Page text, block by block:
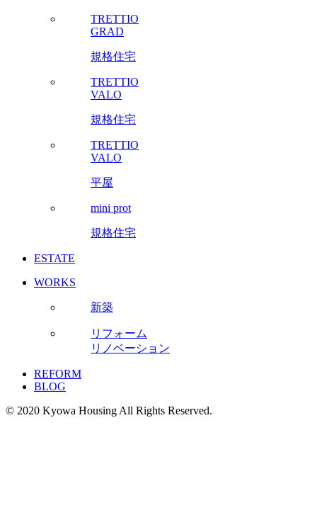
TRETTIO
GRAD
規格住宅
TRETTIO
VALO
規格住宅
TRETTIO
VALO
平屋
mini prot
規格住宅
ESTATE
WORKS
新築
リフォーム
リノベーション
REFORM
BLOG
© 2020 Kyowa Housing All Rights Reserved.